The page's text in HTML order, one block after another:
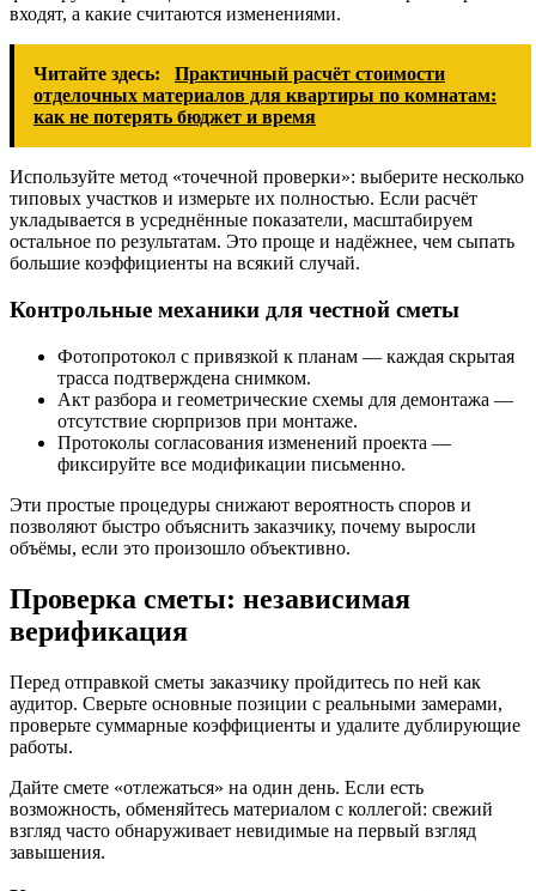
входят, а какие считаются изменениями.
Читайте здесь:
Практичный расчёт стоимости
отделочных материалов для квартиры по комнатам:
как не потерять бюджет и время
Используйте метод «точечной проверки»: выберите несколько
типовых участков и измерьте их полностью. Если расчёт
укладывается в усреднённые показатели, масштабируем
остальное по результатам. Это проще и надёжнее, чем сыпать
большие коэффициенты на всякий случай.
Контрольные механики для честной сметы
Фотопротокол с привязкой к планам — каждая скрытая
трасса подтверждена снимком.
Акт разбора и геометрические схемы для демонтажа —
отсутствие сюрпризов при монтаже.
Протоколы согласования изменений проекта —
фиксируйте все модификации письменно.
Эти простые процедуры снижают вероятность споров и
позволяют быстро объяснить заказчику, почему выросли
объёмы, если это произошло объективно.
Проверка сметы: независимая
верификация
Перед отправкой сметы заказчику пройдитесь по ней как
аудитор. Сверьте основные позиции с реальными замерами,
проверьте суммарные коэффициенты и удалите дублирующие
работы.
Дайте смете «отлежаться» на один день. Если есть
возможность, обменяйтесь материалом с коллегой: свежий
взгляд часто обнаруживает невидимые на первый взгляд
завышения.